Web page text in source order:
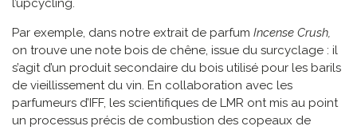
l’upcycling.
Par exemple, dans notre extrait de parfum Incense Crush,
on trouve une note bois de chêne, issue du surcyclage : il
s’agit d’un produit secondaire du bois utilisé pour les barils
de vieillissement du vin. En collaboration avec les
parfumeurs d’IFF, les scientifiques de LMR ont mis au point
un processus précis de combustion des copeaux de